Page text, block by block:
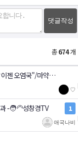
댓글작성
총674개
젠 오염국"/마약류
♡
-🧑‍🦳성창경TV 1
애국나비